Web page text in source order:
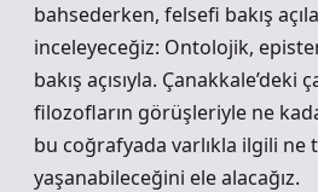
bahsederken, felsefi bakış
inceleyeceğiz: Ontolojik,
bakış açısıyla. Çanakkale’deki
filozofların görüşleriyle ne
bu coğrafyada varlıkla ilgili ne
yaşanabileceğini ele alacağız.